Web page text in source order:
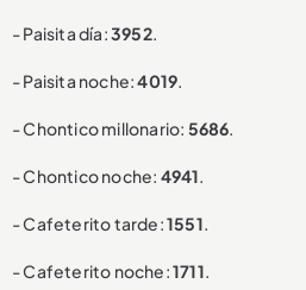
- Paisita día:3952.
- Paisita noche:4019.
- Chontico millonario: 5686.
- Chontico noche: 4941.
- Cafeterito tarde:1551.
- Cafeterito noche:1711.